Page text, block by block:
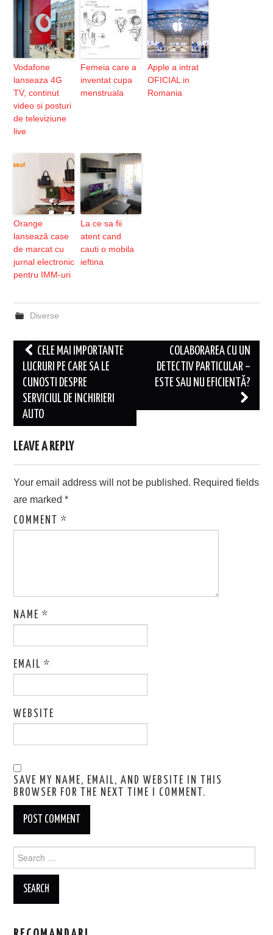
Vodafone
lanseaza 4G
TV, continut
video si posturi
de televiziune
live
Femeia care a
inventat cupa
menstruala
Apple a intrat
OFICIAL in
Romania
Orange
lansează case
de marcat cu
jurnal electronic
pentru IMM-uri
La ce sa fii
atent cand
cauti o mobila
ieftina
Diverse
Post
navigation
CELE MAI IMPORTANTE
LUCRURI PE CARE SA LE
CUNOSTI DESPRE
SERVICIUL DE INCHIRIERI
AUTO
COLABORAREA CU UN
DETECTIV PARTICULAR –
ESTE SAU NU EFICIENTĂ?
LEAVE A REPLY
Your email address will not be published. Required fields
are marked*
COMMENT*
NAME*
EMAIL*
WEBSITE
SAVE MY NAME, EMAIL, AND WEBSITE IN THIS
BROWSER FOR THE NEXT TIME I COMMENT.
Search
for: